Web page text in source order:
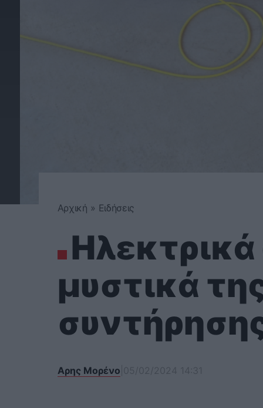
Αρχική » Ειδήσεις
μυστικά
Αρης Μορένο